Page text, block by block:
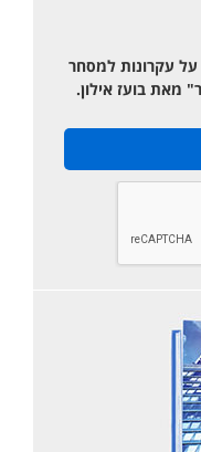
עקרונות למסחר
מאת בועז אילון.